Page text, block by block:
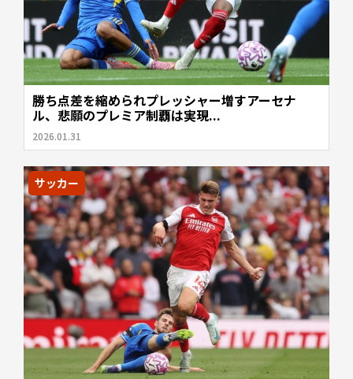
勝ち点差を縮められプレッシャー増すアーセナ
ル、悲願のプレミア制覇は実現...
2026.01.31
サッカー